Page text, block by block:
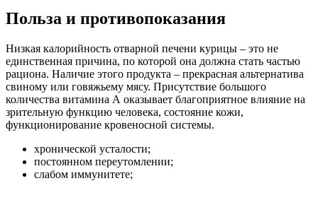
Польза и противопоказания
Низкая калорийность отварной печени курицы – это не
единственная причина, по которой она должна стать частью
рациона. Наличие этого продукта – прекрасная альтернатива
свиному или говяжьему мясу. Присутствие большого
количества витамина А оказывает благоприятное влияние на
зрительную функцию человека, состояние кожи,
функционирование кровеносной системы.
хронической усталости;
постоянном переутомлении;
слабом иммунитете;